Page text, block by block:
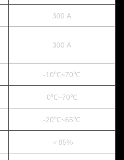
300 А
300 А
-10℃~70℃
0℃~70℃
-20℃~65℃
＜85%